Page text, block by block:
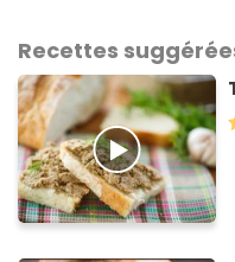
Recettes